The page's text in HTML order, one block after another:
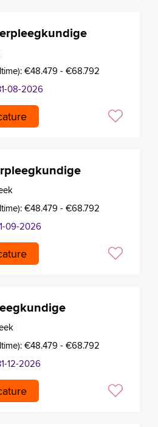
€48.479 - €68.792
08-2026
€48.479 - €68.792
09-2026
€48.479 - €68.792
12-2026